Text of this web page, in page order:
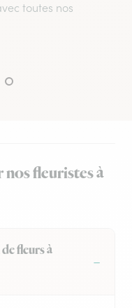
toutes nos
fleuristes à
fleurs à